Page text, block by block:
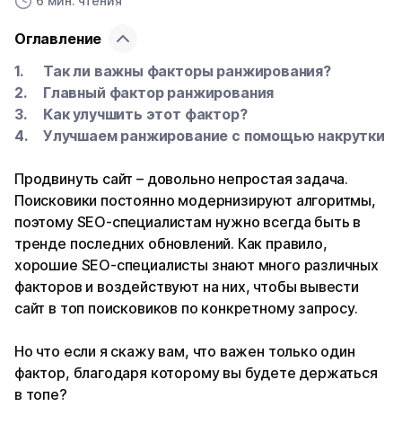
Оглавление
Так ли важны факторы ранжирования?
Главный фактор ранжирования
Как улучшить этот фактор?
Улучшаем ранжирование с помощью накрутки
Продвинуть сайт – довольно непростая задача.
Поисковики постоянно модернизируют алгоритмы,
поэтому SEO-специалистам нужно всегда быть в
тренде последних обновлений. Как правило,
хорошие SEO-специалисты знают много различных
факторов и воздействуют на них, чтобы вывести
сайт в топ поисковиков по конкретному запросу.
Но что если я скажу вам, что важен только один
фактор, благодаря которому вы будете держаться
в топе?